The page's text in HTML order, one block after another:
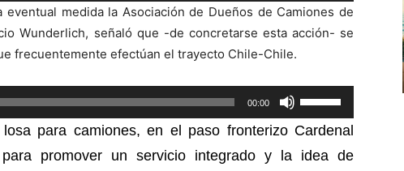
o
disminuir
teclas
de
arriba/abajo
para
aumentar
o
medida la Asociación de Dueños de Camiones de
Wunderlich, señaló que -de concretarse esta acción- se
frecuentemente efectúan el trayecto Chile-Chile.
00:00
las
teclas
de
para camiones, en el paso fronterizo Cardenal
promover un servicio integrado y la idea de